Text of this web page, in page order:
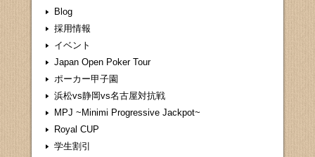
Blog
採用情報
イベント
Japan Open Poker Tour
ポーカー甲子園
浜松vs静岡vs名古屋対抗戦
MPJ ~Minimi Progressive Jackpot~
Royal CUP
学生割引